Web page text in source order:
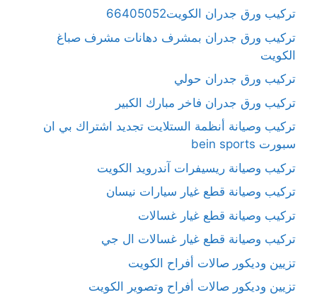
تركيب ورق جدران الكويت66405052
تركيب ورق جدران بمشرف دهانات مشرف صباغ
الكويت
تركيب ورق جدران حولي
تركيب ورق جدران فاخر مبارك الكبير
تركيب وصيانة أنظمة الستلايت تجديد اشتراك بي ان
سبورت bein sports
تركيب وصيانة ريسيفرات آندرويد الكويت
تركيب وصيانة قطع غيار سيارات نيسان
تركيب وصيانة قطع غيار غسالات
تركيب وصيانة قطع غيار غسالات ال جي
تزيين وديكور صالات أفراح الكويت
تزيين وديكور صالات أفراح وتصوير الكويت